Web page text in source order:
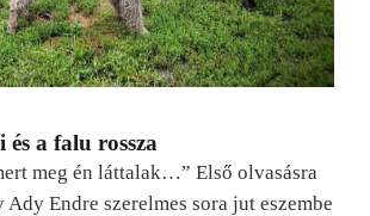
a falu rossza
meg én láttalak…” Első olvasásra
Endre szerelmes sora jut eszembe